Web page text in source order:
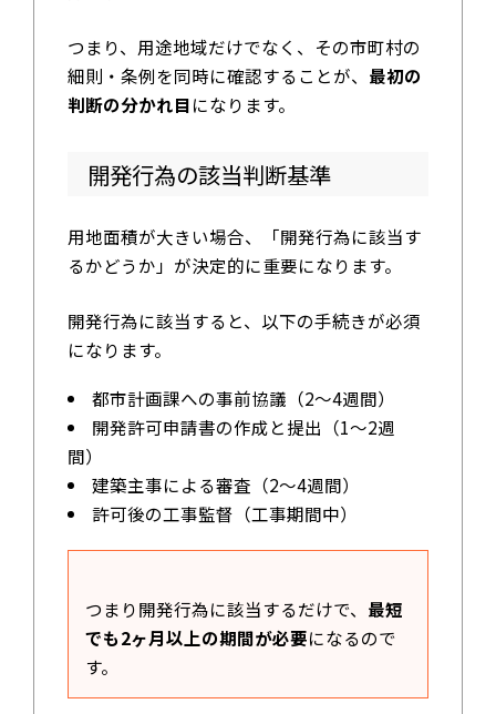
つまり、用途地域だけでなく、その市町村の
細則・条例を同時に確認することが、 最初の
判断の分かれ目になります。
開発行為の該当判断基準
用地面積が大きい場合、「開発行為に該当す
るかどうか」が決定的に重要になります。
開発行為に該当すると、以下の手続きが必須
になります。
都市計画課への事前協議（2～4週間）
開発許可申請書の作成と提出（1～2週
間）
建築主事による審査（2～4週間）
許可後の工事監督（工事期間中）
つまり開発行為に該当するだけで、 最短
でも2ヶ月以上の期間が必要になるので
す。